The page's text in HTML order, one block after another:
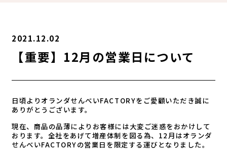
2021.12.02
【重要】12月の営業日について
日頃よりオランダせんべいFACTORYをご愛顧いただき誠に
ありがとうございます。
現在、商品の品薄によりお客様には大変ご迷惑をおかけして
おります。全社をあげて増産体制を図る為、12月はオランダ
せんべいFACTORYの営業日を限定する運びとなりました。